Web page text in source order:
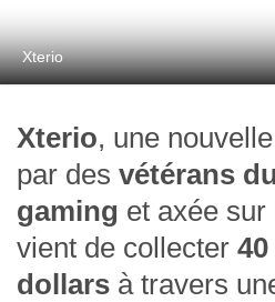
Xterio
Xterio, une
par des vétérans
gaming et axée sur
vient de collecter
dollars à travers